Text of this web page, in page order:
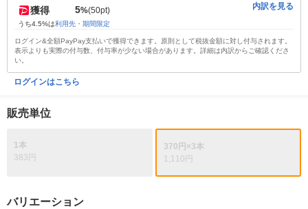
獲得 5%(50pt)
うち4.5%は利用先・期間限定
内訳を見る
ログイン&全額PayPay支払いで獲得できます。原則として税抜金額に対し付与されます。
表示よりも実際の付与数、付与率が少ない場合があります。詳細は内訳からご確認くださ
い。
ログインはこちら
販売単位
1本
383円
370円×3本
1,110円
バリエーション